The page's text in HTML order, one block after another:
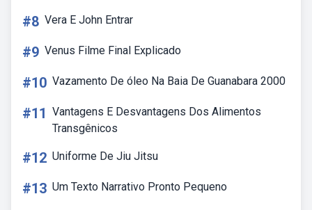
#8 Vera E John Entrar
#9 Venus Filme Final Explicado
#10 Vazamento De óleo Na Baia De Guanabara 2000
#11 Vantagens E Desvantagens Dos Alimentos
Transgênicos
#12 Uniforme De Jiu Jitsu
#13 Um Texto Narrativo Pronto Pequeno